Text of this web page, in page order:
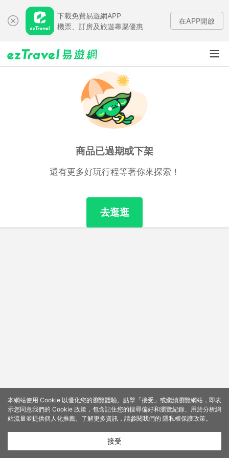
下載免費易遊網APP
機票、訂房及旅遊專屬優惠
在APP開啟
商品已過期或下架
還有更多好玩行程等著你來探索！
去逛逛
本網站使用 Cookie 以優化您的瀏覽體驗。點擊「接受」或繼續瀏覽網站，即表
示您同意我們的 Cookie 政策，包含記住您的搜尋偏好和瀏覽紀錄、用於分析網
站流量並提供個人化推薦。了解更多資訊，請參閱我們的 隱私權保護政策。
接受